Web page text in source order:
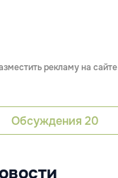
рекламу на сайте
Обсуждения 20